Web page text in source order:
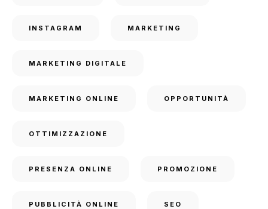
INSTAGRAM MARKETING
MARKETING DIGITALE
MARKETING ONLINE OPPORTUNITÀ
OTTIMIZZAZIONE
PRESENZA ONLINE PROMOZIONE
PUBBLICITÀ ONLINE SEO